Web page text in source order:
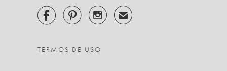
   ✉
TERMOS DE USO